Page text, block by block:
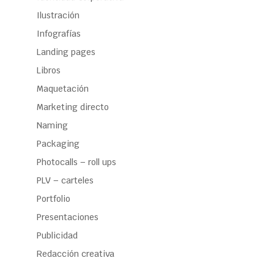
Ilustración
Infografías
Landing pages
Libros
Maquetación
Marketing directo
Naming
Packaging
Photocalls – roll ups
PLV – carteles
Portfolio
Presentaciones
Publicidad
Redacción creativa